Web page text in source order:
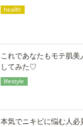
health
これであなたもモテ肌
してみた♡
lifestyle
本気でニキビに悩む人必